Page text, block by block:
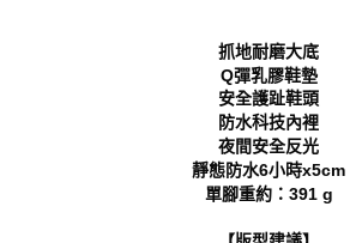
易，需依本服務之必要範圍內提供個人資料，並將
權轉讓予恩沛科技股份有限公司。
２．關於個人資料處理事宜，請瀏覽以下網址：
３．未成年的使用者請事先徵得法定代理人或監護
「AFTEE先享後付」，若未經同意申辦者引起之
４．使用「AFTEE先享後付」時，將依據個別帳
抓地耐磨大底
Q彈乳膠鞋墊
安全護趾鞋頭
防水科技內裡
夜間安全反光
靜態防水6小時x5cm
單腳重約：391 g